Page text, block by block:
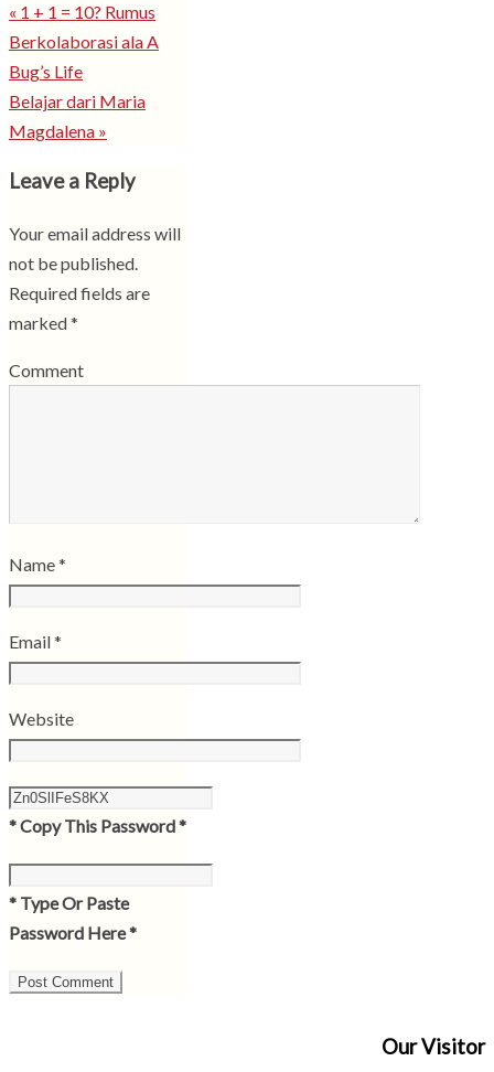
« 1 + 1 = 10? Rumus
Berkolaborasi ala A
Bug’s Life
Belajar dari Maria
Magdalena »
Leave a Reply
Your email address will
not be published.
Required fields are
marked*
Comment
Name*
Email*
Website
* Copy This Password *
* Type Or Paste
Password Here *
Our Visitor